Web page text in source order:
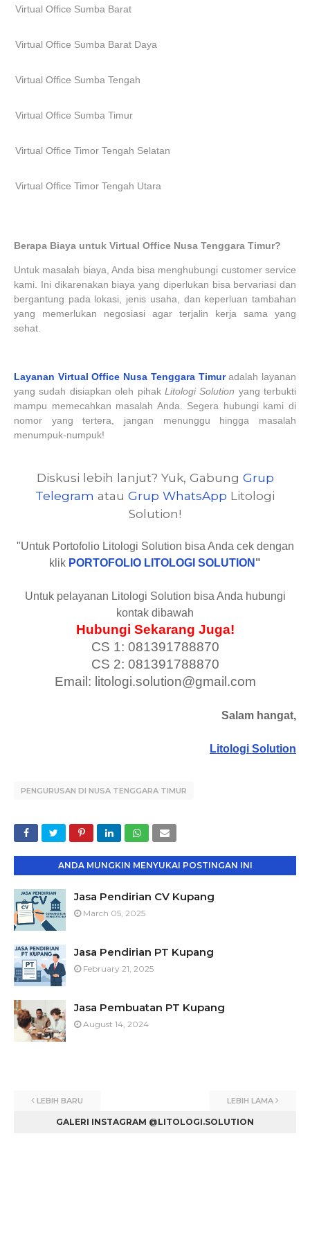
Virtual Office Sumba Barat
Virtual Office Sumba Barat Daya
Virtual Office Sumba Tengah
Virtual Office Sumba Timur
Virtual Office Timor Tengah Selatan
Virtual Office Timor Tengah Utara
Berapa Biaya untuk Virtual Office Nusa Tenggara Timur?
Untuk masalah biaya, Anda bisa menghubungi customer service
kami. Ini dikarenakan biaya yang diperlukan bisa bervariasi dan
bergantung pada lokasi, jenis usaha, dan keperluan tambahan
yang memerlukan negosiasi agar terjalin kerja sama yang
sehat.
Layanan Virtual Office Nusa Tenggara Timuradalah layanan
yang sudah disiapkan oleh pihak Litologi Solution yang terbukti
mampu memecahkan masalah Anda. Segera hubungi kami di
nomor yang tertera, jangan menunggu hingga masalah
menumpuk-numpuk!
Diskusi lebih lanjut? Yuk, Gabung Grup
Telegram atau Grup WhatsApp Litologi
Solution!
"Untuk Portofolio Litologi Solution bisa Anda cek dengan
klik PORTOFOLIO LITOLOGI SOLUTION "
Untuk pelayanan Litologi Solution bisa Anda hubungi
kontak dibawah
Hubungi Sekarang Juga!
CS 1: 081391788870
CS 2: 081391788870
Email: litologi.solution@gmail.com
Salam hangat,
Litologi Solution
PENGURUSAN DI NUSA TENGGARA TIMUR
ANDA MUNGKIN MENYUKAI POSTINGAN INI
Jasa Pendirian CV Kupang
March 05, 2025
Jasa Pendirian PT Kupang
February 21, 2025
Jasa Pembuatan PT Kupang
August 14, 2024
LEBIH BARU LEBIH LAMA
GALERI INSTAGRAM @LITOLOGI.SOLUTION